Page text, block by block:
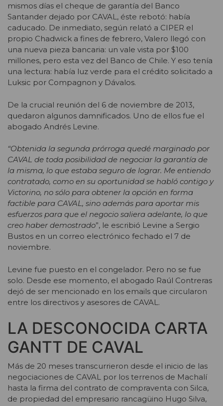
mismos días el cheque de garantía del Banco
Santander dejado por CAVAL, éste rebotó: había
caducado. De inmediato, según relató a CIPER el
propio Chadwick a fines de febrero, Valero llegó con
una nueva pieza bancaria: un vale vista por $100
millones, pero esta vez del Banco de Chile. Y eso tenía
una lectura: había luz verde para el crédito solicitado a
Luksic por Compagnon y Dávalos.
De la crucial reunión del 6 de noviembre de 2013,
quedaron algunos damnificados. Uno de ellos fue el
abogado Andrés Levine.
“Obtenida la segunda prórroga quedé marginado por
CAVAL de toda posibilidad de negociar la garantía de
la misma, lo que estaba seguro de lograr. Me entiendo
contratado, como en su oportunidad se habló contigo y
Victorino, no sólo para obtener la opción en forma
factible para CAVAL, sino además para aportar mis
esfuerzos para que el negocio saliera adelante, lo que
creo haber demostrado”, le escribió Levine a Sergio
Bustos en un correo electrónico fechado el 7 de
noviembre.
Levine fue puesto en el congelador. Pero no se fue
solo. Desde ese momento, el abogado Raúl Contreras
dejó de ser mencionado en los emails que circularon
entre los directivos y asesores de CAVAL.
LA DESCONOCIDA CARTA
GANTT DE CAVAL
Más de 20 meses transcurrieron desde el inicio de las
negociaciones de CAVAL por los terrenos de Machalí
hasta la firma del contrato de compraventa con Silca,
de propiedad del empresario rancagüino Hugo Silva,